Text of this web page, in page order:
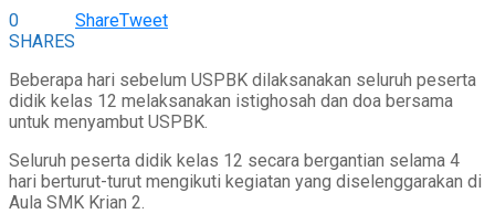
0
SHARES
ShareTweet
Beberapa hari sebelum USPBK dilaksanakan seluruh peserta
didik kelas 12 melaksanakan istighosah dan doa bersama
untuk menyambut USPBK.
Seluruh peserta didik kelas 12 secara bergantian selama 4
hari berturut-turut mengikuti kegiatan yang diselenggarakan di
Aula SMK Krian 2.